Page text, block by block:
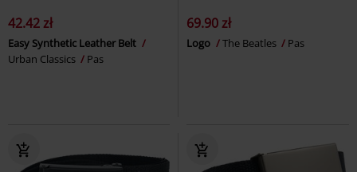
42.42 zł
Easy Synthetic Leather Belt
Urban Classics
Pas
69.90 zł
Logo The Beatles Pas